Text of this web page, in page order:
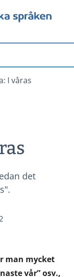
I våras
det
man mycket
vår” osv.,